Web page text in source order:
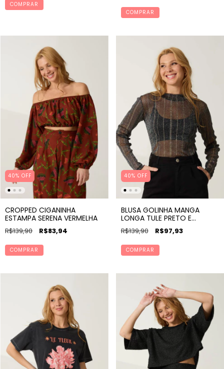
COMPRAR
COMPRAR
40% OFF
CROPPED CIGANINHA
ESTAMPA SERENA VERMELHA
R$139,90 R$83,94
COMPRAR
40% OFF
BLUSA GOLINHA MANGA
LONGA TULE PRETO E
DOURADO
R$139,90 R$97,93
COMPRAR